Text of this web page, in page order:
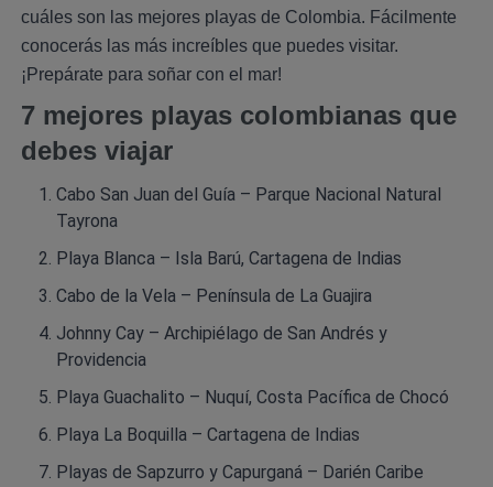
cuáles son las mejores playas de Colombia. Fácilmente
conocerás las más increíbles que puedes visitar.
¡Prepárate para soñar con el mar!
7 mejores playas colombianas que
debes viajar
Cabo San Juan del Guía – Parque Nacional Natural
Tayrona
Playa Blanca – Isla Barú, Cartagena de Indias
Cabo de la Vela – Península de La Guajira
Johnny Cay – Archipiélago de San Andrés y
Providencia
Playa Guachalito – Nuquí, Costa Pacífica de Chocó
Playa La Boquilla – Cartagena de Indias
Playas de Sapzurro y Capurganá – Darién Caribe